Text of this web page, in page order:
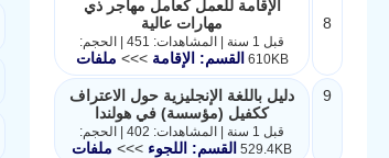
8
الإقامة للعمل كعامل مهاجر ذي
مهارات عالية
قبل 1 سنة | المشاهدات: 451 | الحجم:
610KB القسم: الإقامة>>> ملفات
9
دليل باللغة الإنجليزية حول الاعتراف
ككفيل (مؤسسة) في هولندا
قبل 1 سنة | المشاهدات: 402 | الحجم:
529.4KB القسم: اللجوء >>> ملفات